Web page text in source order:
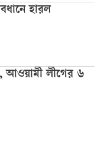
হারল
লীগের ৬